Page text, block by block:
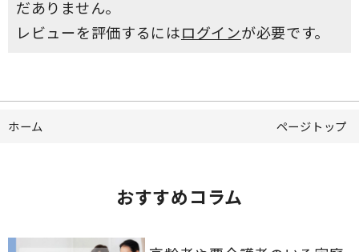
だありません。
レビューを評価するにはログインが必要です。
ホーム ページトップ
おすすめコラム